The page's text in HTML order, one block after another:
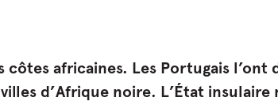
africaines. Les Portugais l’ont
d’Afrique noire. L’État insulaire